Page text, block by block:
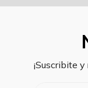
¡Suscribite